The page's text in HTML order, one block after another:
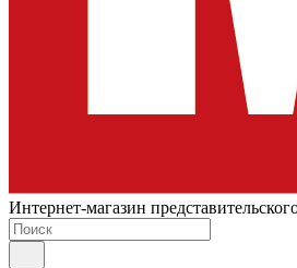
Интернет-магазин